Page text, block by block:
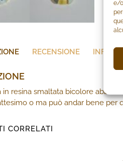
e/
RECENSIONE
in resina smaltata bicolore
o ma può andar bene per
CORRELATI